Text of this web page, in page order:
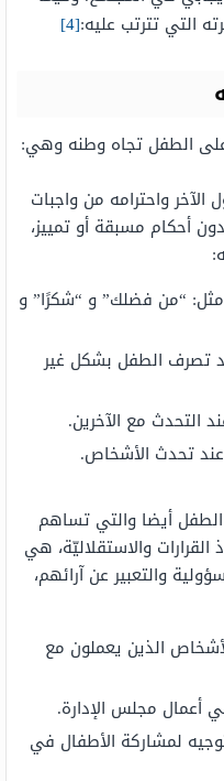
التي تترتب عليه:[4]
على الطفل تجاه وطنه وهي:
الآخر واحترامه من واجبات
أحكام مسبقة أو تمييز،
“من فضلك” و “شكرًا” و
تصرف الطفل بشكل غير
التحدث مع الآخرين.
عند تحدث الأشخاص.
أيضا والتي تساهم
والاستقلاليّة، هي
والتعبير عن آرائهم،
الذين يعملون مع
أعمال مجلس الإدارة.
لمشاركة الأطفال في